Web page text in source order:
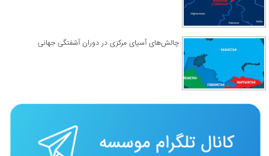
چالش‌های آسیای مرکزی در دوران آشفتگی جهانی